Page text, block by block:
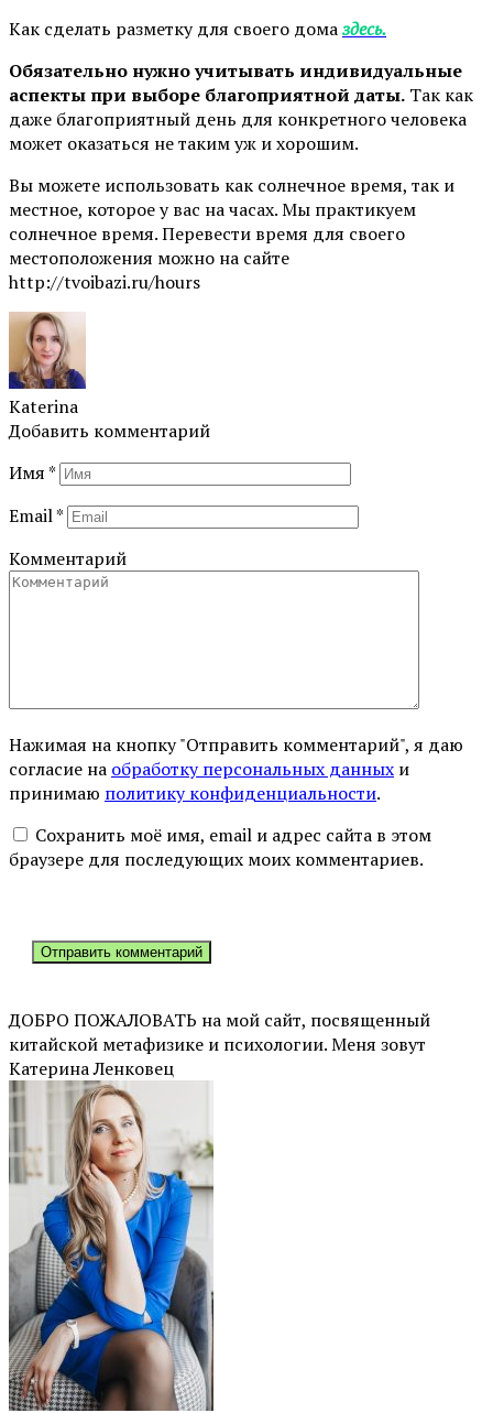
Как сделать разметку для своего домаздесь.
Обязательно нужно учитывать индивидуальные
аспекты при выборе благоприятной даты. Так как
даже благоприятный день для конкретного человека
может оказаться не таким уж и хорошим.
Вы можете использовать как солнечное время, так и
местное, которое у вас на часах. Мы практикуем
солнечное время. Перевести время для своего
местоположения можно на сайте
http://tvoibazi.ru/hours
Katerina
Добавить комментарий
Имя*
Email*
Комментарий
Нажимая на кнопку "Отправить комментарий", я даю
согласие на обработку персональных данных и
принимаю политику конфиденциальности.
Сохранить моё имя, email и адрес сайта в этом
браузере для последующих моих комментариев.
ДОБРО ПОЖАЛОВАТЬ на мой сайт, посвященный
китайской метафизике и психологии. Меня зовут
Катерина Ленковец